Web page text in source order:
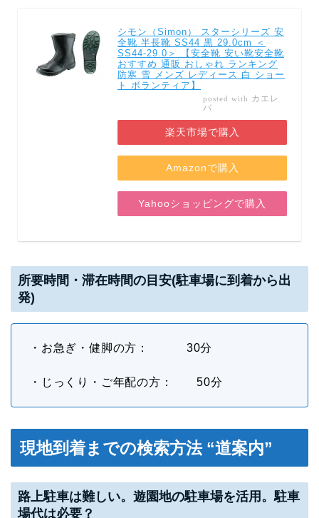
シモン（Simon） スターシリーズ 安
全靴 半長靴 SS44 黒 29.0cm ＜
SS44-29.0＞ 【安全靴 安い靴安全靴
おすすめ 通販 おしゃれ ランキング
防寒 雪 メンズ レディース 白 ショー
ト ボランティア】
posted with カエレ
バ
楽天市場で購入
Amazonで購入
Yahooショッピングで購入
所要時間・滞在時間の目安(駐車場に到着から出
発)
・お急ぎ・健脚の方： 30分
・じっくり・ご年配の方： 50分
現地到着までの検索方法 “道案内”
路上駐車は難しい。遊園地の駐車場を活用。駐車
場代は必要？